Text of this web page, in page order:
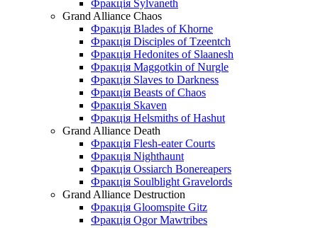
Фракція Sylvaneth
Grand Alliance Chaos
Фракція Blades of Khorne
Фракція Disciples of Tzeentch
Фракція Hedonites of Slaanesh
Фракція Maggotkin of Nurgle
Фракція Slaves to Darkness
Фракція Beasts of Chaos
Фракція Skaven
Фракція Helsmiths of Hashut
Grand Alliance Death
Фракція Flesh-eater Courts
Фракція Nighthaunt
Фракція Ossiarch Bonereapers
Фракція Soulblight Gravelords
Grand Alliance Destruction
Фракція Gloomspite Gitz
Фракція Ogor Mawtribes